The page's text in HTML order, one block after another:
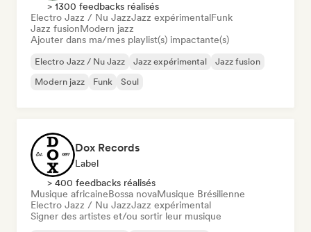
> 1300 feedbacks réalisés
Electro Jazz / Nu JazzJazz expérimentalFunk
Jazz fusionModern jazz
Ajouter dans ma/mes playlist(s) impactante(s)
Electro Jazz / Nu Jazz Jazz expérimental
Jazz fusion
Modern jazz
Funk Soul
Dox Records
Label
> 400 feedbacks réalisés
Musique africaineBossa novaMusique Brésilienne
Electro Jazz / Nu JazzJazz expérimental
Signer des artistes et/ou sortir leur musique